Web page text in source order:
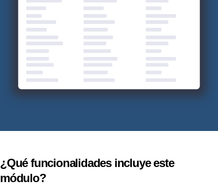
¿Qué funcionalidades incluye este
módulo?